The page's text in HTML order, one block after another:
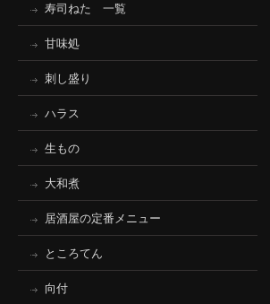
寿司ねた 一覧
甘味処
刺し盛り
ハラス
生もの
大和煮
居酒屋の定番メニュー
ところてん
向付